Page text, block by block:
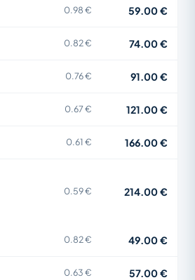
0.98 € 59.00 €
0.82 € 74.00 €
0.76 € 91.00 €
0.67 € 121.00 €
0.61 € 166.00 €
0.59 € 214.00 €
0.82 € 49.00 €
0.63 € 57.00 €